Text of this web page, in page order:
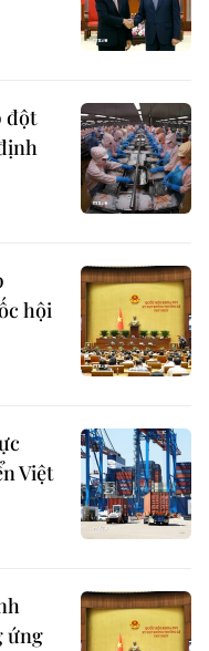
đột
hội
Việt
ứng